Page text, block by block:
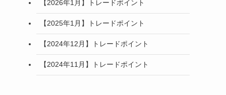
【2026年1月】トレードポイント
【2025年1月】トレードポイント
【2024年12月】トレードポイント
【2024年11月】トレードポイント